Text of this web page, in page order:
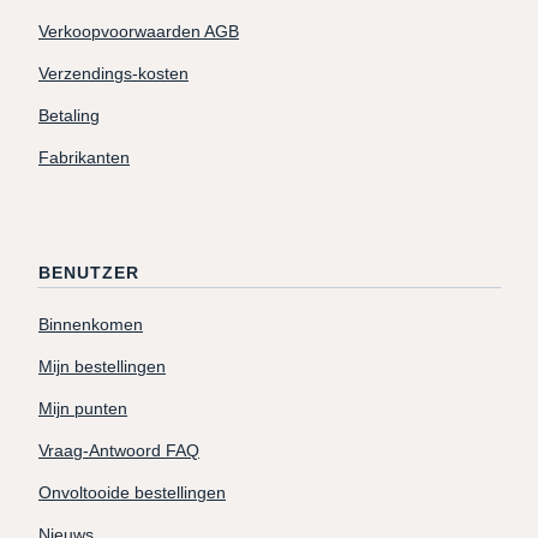
Verkoopvoorwaarden AGB
Verzendings-kosten
Betaling
Fabrikanten
BENUTZER
Binnenkomen
Mijn bestellingen
Mijn punten
Vraag-Antwoord FAQ
Onvoltooide bestellingen